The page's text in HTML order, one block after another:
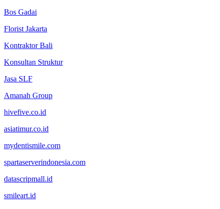
Bos Gadai
Florist Jakarta
Kontraktor Bali
Konsultan Struktur
Jasa SLF
Amanah Group
hivefive.co.id
asiatimur.co.id
mydentismile.com
spartaserverindonesia.com
datascripmall.id
smileart.id